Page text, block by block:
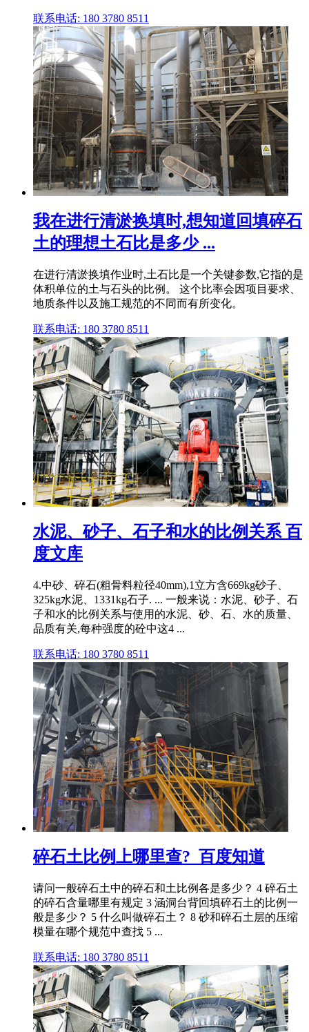
联系电话: 180 3780 8511
我在进行清淤换填时,想知道回填碎石
土的理想土石比是多少 ...
在进行清淤换填作业时,土石比是一个关键参数,它指的是
体积单位的土与石头的比例。 这个比率会因项目要求、
地质条件以及施工规范的不同而有所变化。
联系电话: 180 3780 8511
水泥、砂子、石子和水的比例关系 百
度文库
4.中砂、碎石(粗骨料粒径40mm),1立方含669kg砂子、
325kg水泥、1331kg石子. ... 一般来说：水泥、砂子、石
子和水的比例关系与使用的水泥、砂、石、水的质量、
品质有关,每种强度的砼中这4 ...
联系电话: 180 3780 8511
碎石土比例上哪里查?_百度知道
请问一般碎石土中的碎石和土比例各是多少？ 4 碎石土
的碎石含量哪里有规定 3 涵洞台背回填碎石土的比例一
般是多少？ 5 什么叫做碎石土？ 8 砂和碎石土层的压缩
模量在哪个规范中查找 5 ...
联系电话: 180 3780 8511